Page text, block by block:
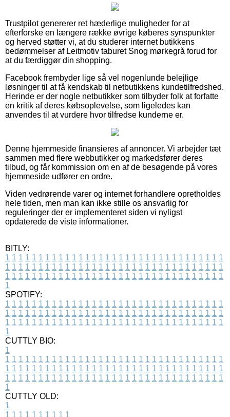
Trustpilot genererer ret hæderlige muligheder for at
efterforske en længere række øvrige køberes synspunkter
og herved støtter vi, at du studerer internet butikkens
bedømmelser af Leitmotiv taburet Snog mørkegrå forud for
at du færdiggør din shopping.
Facebook frembyder lige så vel nogenlunde belejlige
løsninger til at få kendskab til netbutikkens kundetilfredshed.
Herinde er der nogle netbutikker som tilbyder folk at forfatte
en kritik af deres købsoplevelse, som ligeledes kan
anvendes til at vurdere hvor tilfredse kunderne er.
Denne hjemmeside finansieres af annoncer. Vi arbejder tæt
sammen med flere webbutikker og markedsfører deres
tilbud, og får kommission om en af de besøgende på vores
hjemmeside udfører en ordre.
Viden vedrørende varer og internet forhandlere opretholdes
hele tiden, men man kan ikke stille os ansvarlig for
reguleringer der er implementeret siden vi nyligst
opdaterede de viste informationer.
BITLY:
1 1 1 1 1 1 1 1 1 1 1 1 1 1 1 1 1 1 1 1 1 1 1 1 1 1 1 1 1 1 1 1 1
1 1 1 1 1 1 1 1 1 1 1 1 1 1 1 1 1 1 1 1 1 1 1 1 1 1 1 1 1 1 1 1 1
1 1 1 1 1 1 1 1 1 1 1 1 1 1 1 1 1 1 1 1 1 1 1 1 1 1 1 1 1 1 1 1 1
1
SPOTIFY:
1 1 1 1 1 1 1 1 1 1 1 1 1 1 1 1 1 1 1 1 1 1 1 1 1 1 1 1 1 1 1 1 1
1 1 1 1 1 1 1 1 1 1 1 1 1 1 1 1 1 1 1 1 1 1 1 1 1 1 1 1 1 1 1 1 1
1 1 1 1 1 1 1 1 1 1 1 1 1 1 1 1 1 1 1 1 1 1 1 1 1 1 1 1 1 1 1 1 1
1
CUTTLY BIO:
1
1 1 1 1 1 1 1 1 1 1 1 1 1 1 1 1 1 1 1 1 1 1 1 1 1 1 1 1 1 1 1 1 1
1 1 1 1 1 1 1 1 1 1 1 1 1 1 1 1 1 1 1 1 1 1 1 1 1 1 1 1 1 1 1 1 1
1 1 1 1 1 1 1 1 1 1 1 1 1 1 1 1 1 1 1 1 1 1 1 1 1 1 1 1 1 1 1 1 1
1
CUTTLY OLD:
1
1 1 1 1 1 1 1 1 1 1